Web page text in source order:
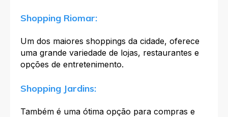
Shopping Riomar:
Um dos maiores shoppings da cidade, oferece
uma grande variedade de lojas, restaurantes e
opções de entretenimento.
Shopping Jardins:
Também é uma ótima opção para compras e